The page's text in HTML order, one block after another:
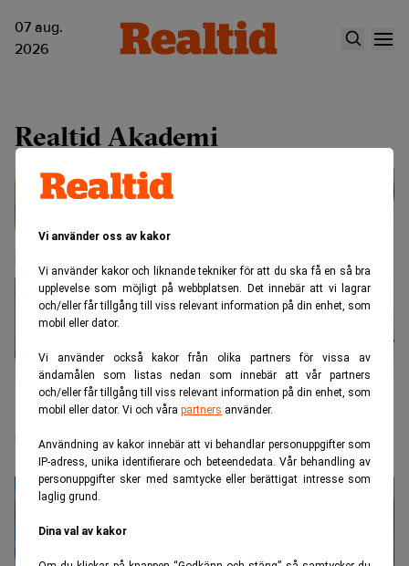
Vi använder oss av kakor
Vi använder kakor och liknande tekniker för att du ska få en så bra
upplevelse som möjligt på webbplatsen. Det innebär att vi lagrar
och/eller får tillgång till viss relevant information på din enhet, som
mobil eller dator.
Vi använder också kakor från olika partners för vissa av
ändamålen som listas nedan som innebär att vår partners
och/eller får tillgång till viss relevant information på din enhet, som
mobil eller dator. Vi och våra partners använder.
Användning av kakor innebär att vi behandlar personuppgifter som
IP-adress, unika identifierare och beteendedata. Vår behandling av
personuppgifter sker med samtycke eller berättigat intresse som
laglig grund.
Dina val av kakor
07 aug.
2026
Realtid Akademi
“Ingen bransch kommer undan
automatiseringen”